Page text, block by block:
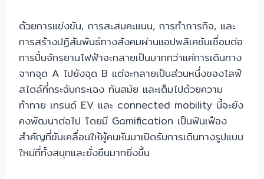
ด้วยการแข่งขัน, การสะสมคะแนน, การทำภารกิจ, และ
การสร้างปฏิสัมพันธ์ทางสังคมผ่านแอปพลิเคชันเชื่อมต่อ
การปั่นจักรยานไฟฟ้าจะกลายเป็นมากกว่าแค่การเดินทาง
จากจุด A ไปยังจุด B แต่จะกลายเป็นส่วนหนึ่งของไลฟ์
สไตล์ที่กระฉับกระเฉง ทันสมัย และเต็มไปด้วยความ
ท้าทาย เทรนด์ EV และ connected mobility นี้จะยัง
คงพัฒนาต่อไป โดยมี Gamification เป็นฟันเฟือง
สำคัญที่ขับเคลื่อนให้ผู้คนหันมาเปิดรับการเดินทางรูปแบบ
ใหม่ที่ทั้งสนุกและยั่งยืนมากยิ่งขึ้น